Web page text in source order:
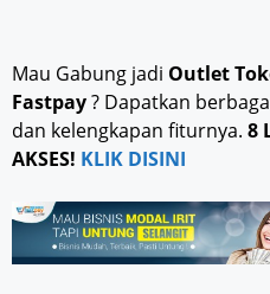
Mau Gabung jadi Outlet
Fastpay? Dapatkan
dan kelengkapan fiturnya. 8
AKSES! KLIK DISINI